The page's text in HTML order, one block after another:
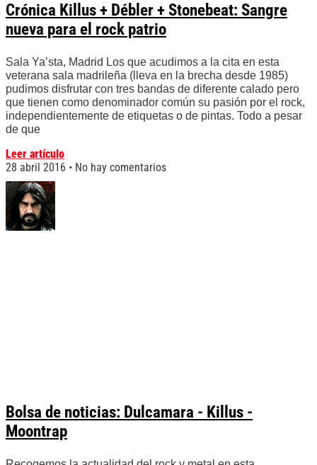
Crónica Killus + Débler + Stonebeat: Sangre
nueva para el rock patrio
Sala Ya’sta, Madrid Los que acudimos a la cita en esta
veterana sala madrileña (lleva en la brecha desde 1985)
pudimos disfrutar con tres bandas de diferente calado pero
que tienen como denominador común su pasión por el rock,
independientemente de etiquetas o de pintas. Todo a pesar
de que
Leer artículo
28 abril 2016
No hay comentarios
Bolsa de noticias: Dulcamara - Killus -
Moontrap